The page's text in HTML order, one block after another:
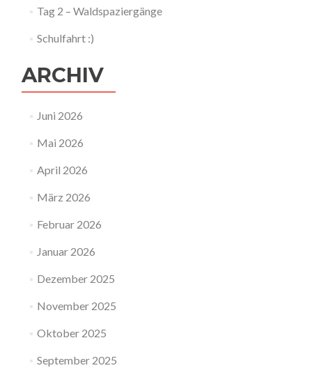
Tag 2 – Waldspaziergänge
Schulfahrt :)
ARCHIV
Juni 2026
Mai 2026
April 2026
März 2026
Februar 2026
Januar 2026
Dezember 2025
November 2025
Oktober 2025
September 2025